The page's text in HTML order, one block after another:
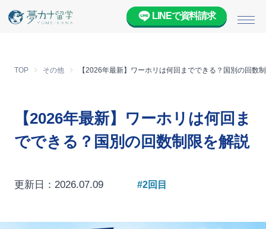
メ
LINEで資料請求
TOP その他 【2026年最新】ワーホリは何回までできる？国別の回数
【2026年最新】ワーホリは何回ま
でできる？国別の回数制限を解説
更新日：2026.07.09 #2回目